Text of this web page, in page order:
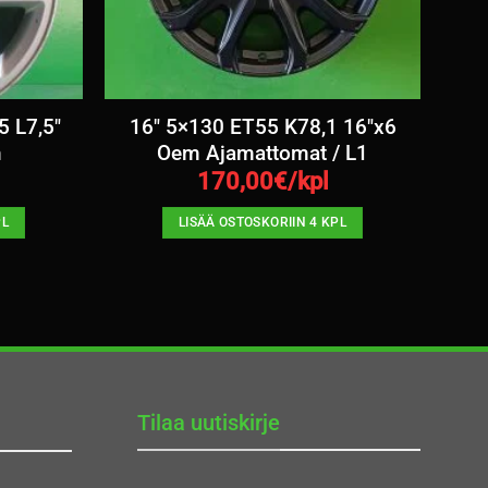
L7,5″
16″ 5×130 ET55 K78,1 16″x6
Oem Ajamattomat / L1
170,00€/kpl
LISÄÄ OSTOSKORIIN 4 KPL
Tilaa uutiskirje